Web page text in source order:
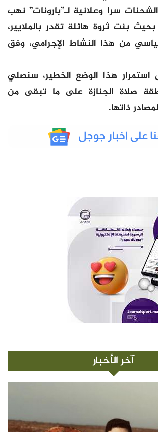
سرا وعلانية لـ”بارونات” نهب
بحيث بنت ثروة هائلة تقدر بالملايير،
من هذا النشاط الإجرامي، وفق
هذا الوضع الخطير، سنصلي
صلاة الجنازة على ما تبقى من
ذاتها.
آخر الأخبار